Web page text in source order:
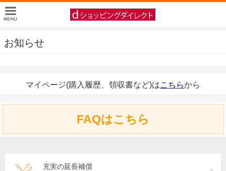
お知らせ
マイページ(購入履歴、領収書など)はこちらから
FAQはこちら
充実の延長補償